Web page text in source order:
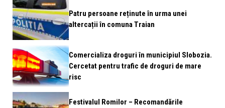
Patru persoane reținute în urma unei
altercații în comuna Traian
Comercializa droguri în municipiul Slobozia.
Cercetat pentru trafic de droguri de mare
risc
Festivalul Romilor – Recomandările